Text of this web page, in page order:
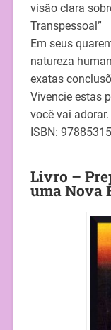
visão clara
Transpessoal”
Em seus
natureza
exatas
Vivencie estas
você vai adorar.
ISBN:
Livro –
uma Nova